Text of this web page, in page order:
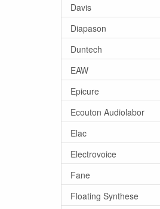
Davis
Diapason
Duntech
EAW
Epicure
Ecouton Audiolabor
Elac
Electrovoice
Fane
Floating Synthese